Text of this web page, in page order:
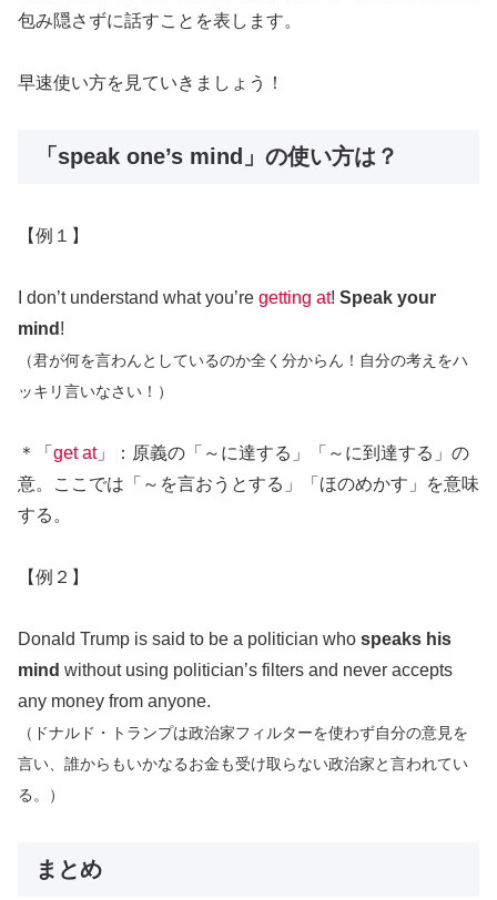
包み隠さずに話すことを表します。
早速使い方を見ていきましょう！
「speak one’s mind」の使い方は？
【例１】
I don’t understand what you’re getting at! Speak your
mind !
（君が何を言わんとしているのか全く分からん！自分の考えをハ
ッキリ言いなさい！）
＊「 get at」：原義の「～に達する」「～に到達する」の
意。ここでは「～を言おうとする」「ほのめかす」を意味
する。
【例２】
Donald Trump is said to be a politician who speaks his
mind without using politician’s filters and never accepts
any money from anyone.
（ドナルド・トランプは政治家フィルターを使わず自分の意見を
言い、誰からもいかなるお金も受け取らない政治家と言われてい
る。）
まとめ